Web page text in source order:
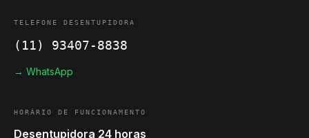
TELEFONE DESENTUPIDORA
(11) 93407-8838
→ WhatsApp
HORÁRIO DE FUNCIONAMENTO
Desentupidora 24 horas